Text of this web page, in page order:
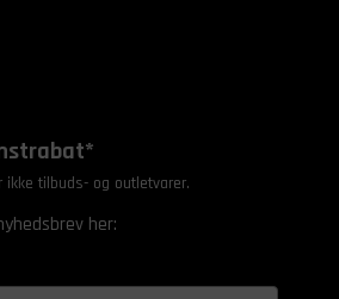
tilbuds- og outletvarer.
her: